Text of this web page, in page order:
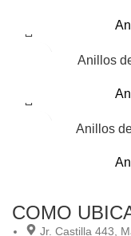
Anillos
Anillos
COMO
Jr. Castilla 443,